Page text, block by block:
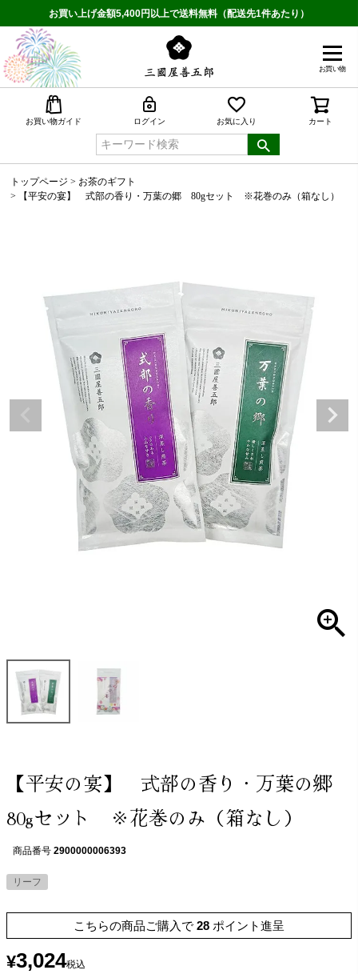
お買い上げ金額5,400円以上で送料無料（配送先1件あたり）
お買い物
お買い物ガイド ログイン お気に入り カート
トップページ
お茶のギフト
【平安の宴】 式部の香り・万葉の郷 80gセット ※花巻のみ（箱なし）
【平安の宴】 式部の香り・万葉の郷
80gセット ※花巻のみ（箱なし）
商品番号 2900000006393
リーフ
こちらの商品ご購入で 28 ポイント進呈
¥3,024税込